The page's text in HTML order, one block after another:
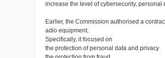
increase the level of cybersecurity, personal
Earlier, the Commission authorised a
adio equipment.
Specifically, it focused on
the protection of personal data and privacy